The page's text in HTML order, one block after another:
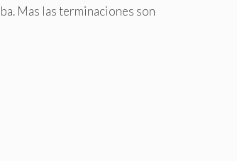
Mas las terminaciones son